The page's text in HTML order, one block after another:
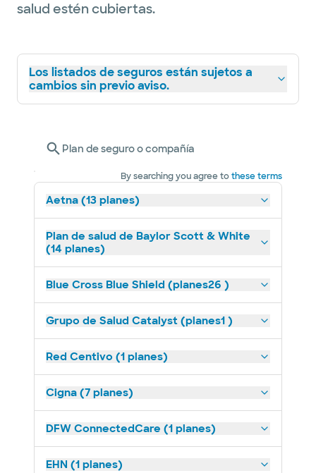
salud estén cubiertas.
Los listados de seguros están sujetos a
cambios sin previo aviso.
Plan de seguro o compañía
By searching you agree tothese terms
Aetna (13 planes)
Plan de salud de Baylor Scott & White
(14 planes)
Blue Cross Blue Shield (planes26 )
Grupo de Salud Catalyst (planes1 )
Red Centivo (1 planes)
Cigna (7 planes)
DFW ConnectedCare (1 planes)
EHN (1 planes)